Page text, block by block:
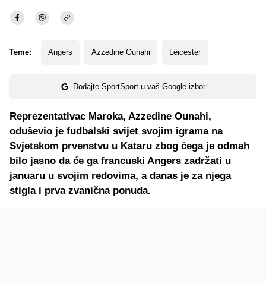
Teme: Angers Azzedine Ounahi Leicester
Dodajte SportSport u vaš Google izbor
Reprezentativac Maroka, Azzedine Ounahi,
oduševio je fudbalski svijet svojim igrama na
Svjetskom prvenstvu u Kataru zbog čega je odmah
bilo jasno da će ga francuski Angers zadržati u
januaru u svojim redovima, a danas je za njega
stigla i prva zvanična ponuda.